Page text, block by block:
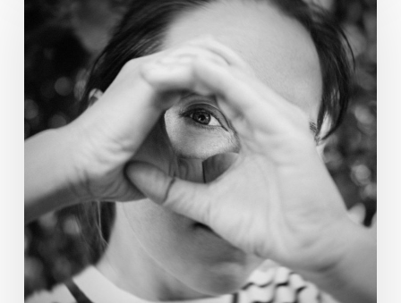
Jugendkreuzweg